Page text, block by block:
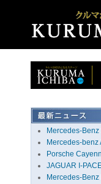
Mercedes-Benz
Mercedes-benz
Porsche
JAGUAR I-
Mercedes-Benz